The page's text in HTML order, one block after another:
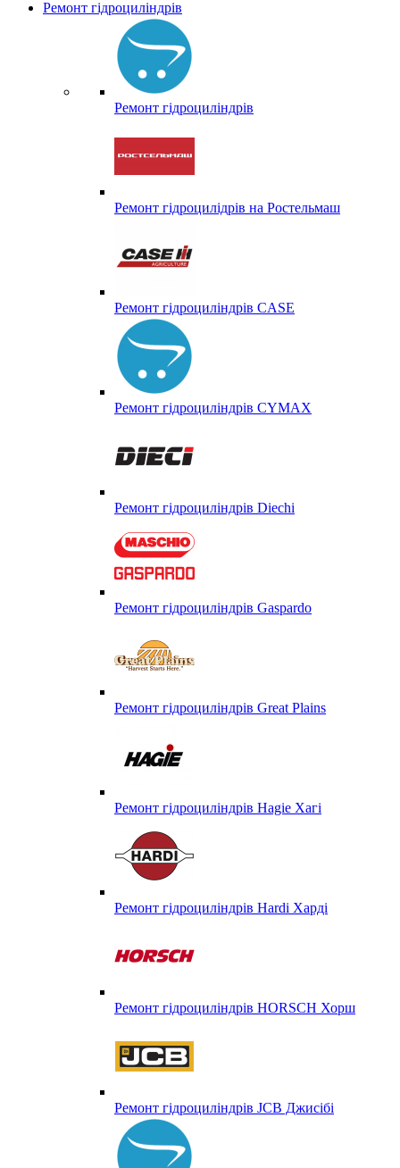
Ремонт гідроциліндрів
Ремонт гідроциліндрів
Ремонт гідроцилідрів на Ростельмаш
Ремонт гідроциліндрів CASE
Ремонт гідроциліндрів CYMAX
Ремонт гідроциліндрів Diechi
Ремонт гідроциліндрів Gaspardo
Ремонт гідроциліндрів Great Plains
Ремонт гідроциліндрів Hagie Хагі
Ремонт гідроциліндрів Hardi Харді
Ремонт гідроциліндрів HORSCH Хорш
Ремонт гідроциліндрів JCB Джисібі